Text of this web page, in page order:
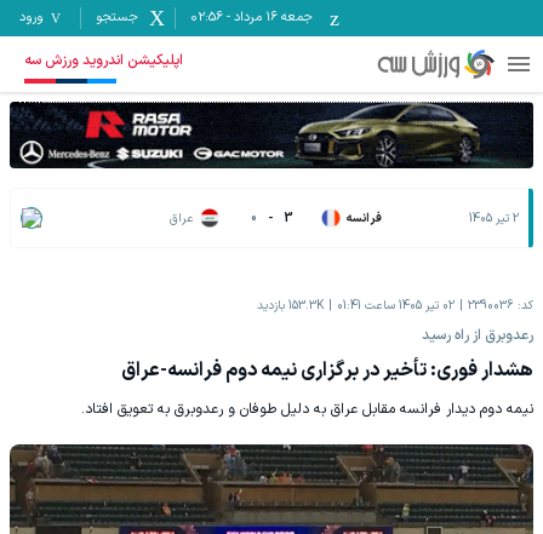
جمعه ۱۶ مرداد -
02:56 جستجو ورود
اپلیکیشن اندروید ورزش سه
2 تیر 1405 فرانسه 3
-
0 عراق
کد: 2390036 02 تیر 1405 ساعت 01:41 153.3K بازدید
رعدوبرق از راه رسید
هشدار فوری: تأخیر در برگزاری نیمه دوم فرانسه-عراق
نیمه دوم دیدار فرانسه مقابل عراق به دلیل طوفان و رعدوبرق به تعویق افتا‌د.